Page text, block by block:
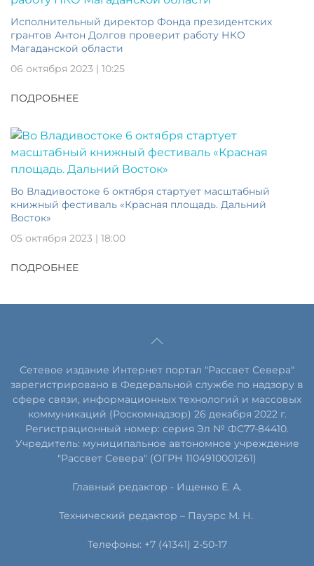
Исполнительный директор Фонда президентских
грантов Антон Долгов проверит работу НКО
Магаданской области
06 октября 2023 | 10:25
ПОДРОБНЕЕ
Во Владивостоке 6 октября стартует масштабный
книжный фестиваль «Красная площадь. Дальний
Восток»
05 октября 2023 | 18:00
ПОДРОБНЕЕ
Сетевое издание Интернет портал "Рассвет Севера"
зарегистрировано в Федеральной службе по надзору в
сфере связи, информационных технологий и массовых
коммуникаций (Роскомнадзор) 26 декабря 2022 г.
Регистрационный номер: серия Эл № ФС77-84410.
Учредитель: муниципальное автономное учреждение
"Рассвет Севера" (ОГРН 1104910001261)
Главный редактор - Ищенко Е. А.
Технический редактор – Пауэрс М. Н.
Телефоны: +7 (41341) 2-50-17